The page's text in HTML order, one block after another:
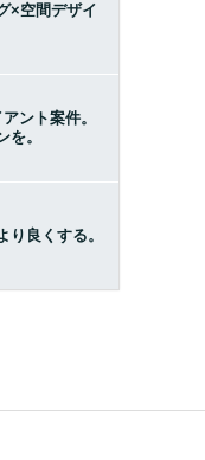
×空間デザイ
ント案件。
を。
り良くする。